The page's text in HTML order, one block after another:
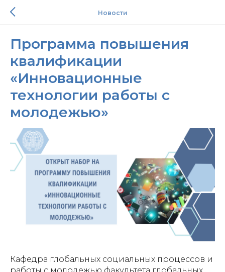
Новости
Программа повышения
квалификации
«Инновационные
технологии работы с
молодежью»
Кафедра глобальных социальных процессов и
работы с молодежью факультета глобальных